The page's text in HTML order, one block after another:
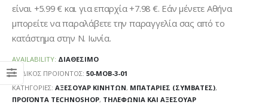
είναι +5.99 € και για επαρχία +7.98 €. Εάν μένετε Αθήνα
μπορείτε να παραλάβετε την παραγγελία σας από το
κατάστημα στην Ν. Ιωνία.
AVAILABILITY: ΔΙΑΘΈΣΙΜΟ
ΚΩΔΙΚΌΣ ΠΡΟΪΌΝΤΟΣ: 50-MOB-3-01
ΚΑΤΗΓΟΡΊΕΣ: ΑΞΕΣΟΥΆΡ ΚΙΝΗΤΏΝ, ΜΠΑΤΑΡΊΕΣ (ΣΥΜΒΑΤΈΣ),
ΠΡΟΪΌΝΤΑ TECHNOSHOP, ΤΗΛΕΦΩΝΊΑ ΚΑΙ ΑΞΕΣΟΥΆΡ